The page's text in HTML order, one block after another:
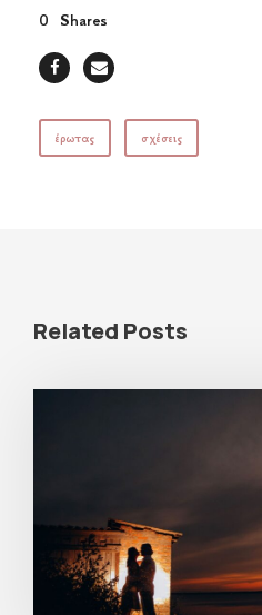
0 Shares
έρωτας σχέσεις
Related Posts